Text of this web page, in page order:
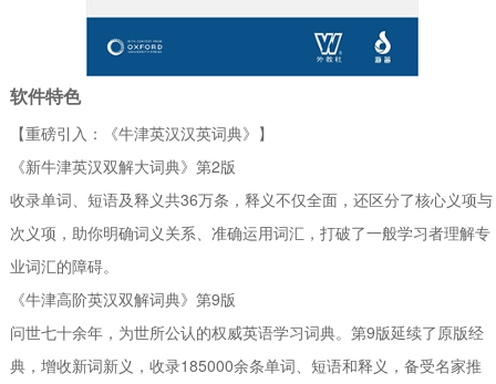
软件特色
【重磅引入：《牛津英汉汉英词典》】
《新牛津英汉双解大词典》第2版
收录单词、短语及释义共36万条，释义不仅全面，还区分了核心义项与
次义项，助你明确词义关系、准确运用词汇，打破了一般学习者理解专
业词汇的障碍。
《牛津高阶英汉双解词典》第9版
问世七十余年，为世所公认的权威英语学习词典。第9版延续了原版经
典，增收新词新义，收录185000余条单词、短语和释义，备受名家推